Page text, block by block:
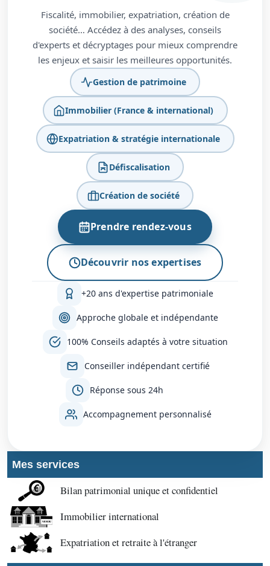
Fiscalité, immobilier, expatriation, création de
société… Accédez à des analyses, conseils
d'experts et décryptages pour mieux comprendre
les enjeux et saisir les meilleures opportunités.
Gestion de patrimoine
Immobilier (France & international)
Expatriation & stratégie internationale
Défiscalisation
Création de société
Prendre rendez-vous
Découvrir nos expertises
+20 ans d'expertise patrimoniale
Approche globale et indépendante
100% Conseils adaptés à votre situation
Conseiller indépendant certifié
Réponse sous 24h
Accompagnement personnalisé
Mes services
Bilan patrimonial unique et confidentiel
Immobilier international
Expatriation et retraite à l'étranger